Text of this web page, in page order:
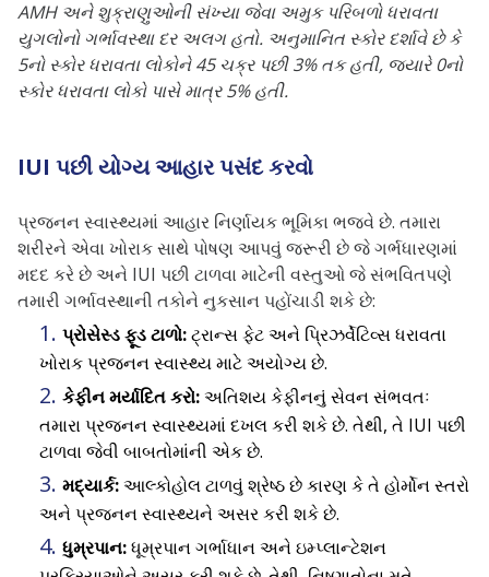
AMH અને શુક્રાણુઓની સંખ્યા જેવા અમુક પરિબળો ધરાવતા
યુગલોનો ગર્ભાવસ્થા દર અલગ હતો. અનુમાનિત સ્કોર દર્શાવે છે કે
5નો સ્કોર ધરાવતા લોકોને 45 ચક્ર પછી 3% તક હતી, જ્યારે 0નો
સ્કોર ધરાવતા લોકો પાસે માત્ર 5% હતી.
IUI પછી યોગ્ય આહાર પસંદ કરવો
પ્રજનન સ્વાસ્થ્યમાં આહાર નિર્ણાયક ભૂમિકા ભજવે છે. તમારા
શરીરને એવા ખોરાક સાથે પોષણ આપવું જરૂરી છે જે ગર્ભધારણમાં
મદદ કરે છે અને IUI પછી ટાળવા માટેની વસ્તુઓ જે સંભવિતપણે
તમારી ગર્ભાવસ્થાની તકોને નુકસાન પહોંચાડી શકે છે:
પ્રોસેસ્ડ ફૂડ ટાળો:ટ્રાન્સ ફેટ અને પ્રિઝર્વેટિવ્સ ધરાવતા
ખોરાક પ્રજનન સ્વાસ્થ્ય માટે અયોગ્ય છે.
કેફીન મર્યાદિત કરો:અતિશય કેફીનનું સેવન સંભવતઃ
તમારા પ્રજનન સ્વાસ્થ્યમાં દખલ કરી શકે છે. તેથી, તે IUI પછી
ટાળવા જેવી બાબતોમાંની એક છે.
મદ્યાર્ક:આલ્કોહોલ ટાળવું શ્રેષ્ઠ છે કારણ કે તે હોર્મોન સ્તરો
અને પ્રજનન સ્વાસ્થ્યને અસર કરી શકે છે.
ધુમ્રપાન:ધૂમ્રપાન ગર્ભાધાન અને ઇમ્પ્લાન્ટેશન